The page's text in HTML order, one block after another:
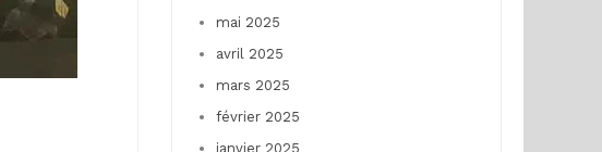
mai 2025
avril 2025
mars 2025
février 2025
janvier 2025